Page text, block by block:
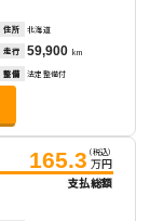
住所 北海道
走行 59,900 km
整備 法定整備付
165.3 （税込）
万円
支払総額